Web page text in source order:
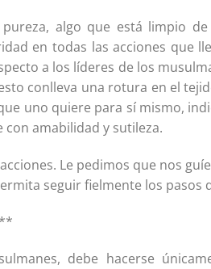
algo que está limpio
en todas las acciones que
a los líderes de los
conlleva una rotura en el
uno quiere para sí mismo,
amabilidad y sutileza.
Le pedimos que nos
seguir fielmente los pasos
debe hacerse